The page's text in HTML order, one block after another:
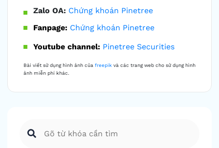
Zalo OA: Chứng khoán Pinetree
Fanpage: Chứng khoán Pinetree
Youtube channel: Pinetree Securities
Bài viết sử dụng hình ảnh của freepik và các trang web cho sử dụng hình
ảnh miễn phí khác.